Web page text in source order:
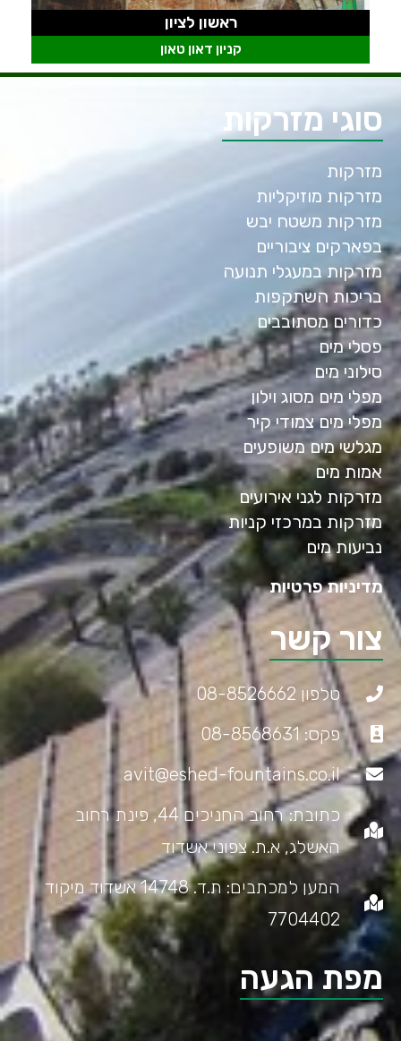
קניון דאון טאון
ראשון לציון
סוגי מזרקות
מזרקות
מזרקות מוזיקליות
מזרקות משטח יבש
בפארקים ציבוריים
מזרקות במעגלי תנועה
בריכות השתקפות
כדורים מסתובבים
פסלי מים
סילוני מים
מפלי מים מסוג וילון
מפלי מים צמודי קיר
מגלשי מים משופעים
אמות מים
מזרקות לגני אירועים
מזרקות במרכזי קניות
נביעות מים
מדיניות פרטיות
צור קשר
טלפון 08-8526662
פקס: 08-8568631
avit@eshed-fountains.co.il
כתובת: רחוב החניכים 44, פינת רחוב
האשלג, א.ת. צפוני אשדוד
המען למכתבים: ת.ד. 14748 אשדוד מיקוד
7704402
מפת הגעה